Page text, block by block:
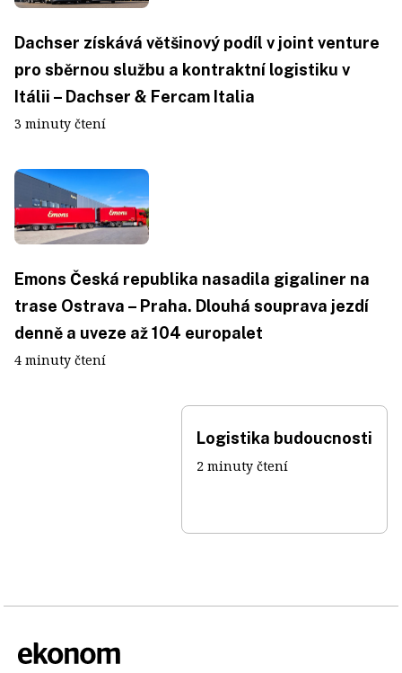
Dachser získává většinový podíl v joint venture
pro sběrnou službu a kontraktní logistiku v
Itálii – Dachser & Fercam Italia
3 minuty čtení
Emons Česká republika nasadila gigaliner na
trase Ostrava – Praha. Dlouhá souprava jezdí
denně a uveze až 104 europalet
4 minuty čtení
Logistika budoucnosti
2 minuty čtení